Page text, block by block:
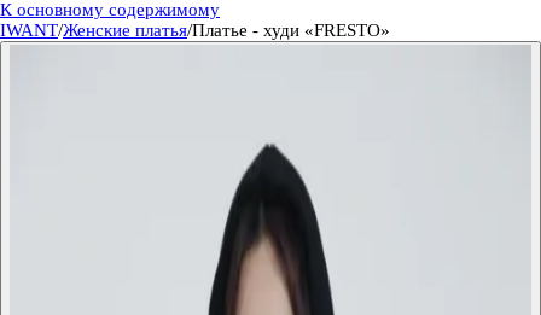
К основному содержимому
IWANT/Женские платья/Платье - худи «FRESTO»